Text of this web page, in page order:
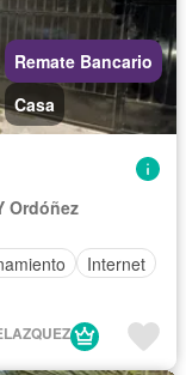
Remate Bancario
Casa
Ordóñez
Internet